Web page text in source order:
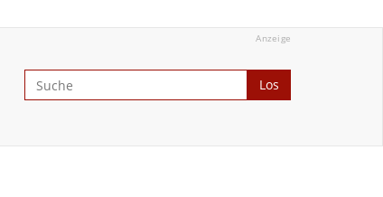
Anzeige
Los